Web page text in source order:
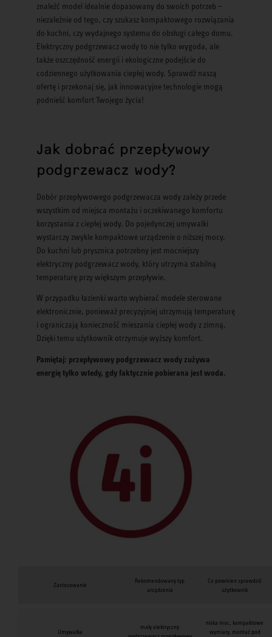
znaleźć model idealnie dopasowany do swoich potrzeb –
niezależnie od tego, czy szukasz kompaktowego rozwiązania
do kuchni, czy wydajnego systemu do obsługi całego domu.
Elektryczny podgrzewacz wody to nie tylko wygoda, ale
także oszczędność energii i ekologiczne podejście do
codziennego użytkowania ciepłej wody. Sprawdź naszą
ofertę i przekonaj się, jak innowacyjne technologie mogą
podnieść komfort Twojego życia!
Jak dobrać przepływowy
podgrzewacz wody?
Dobór przepływowego podgrzewacza wody zależy przede
wszystkim od miejsca montażu i oczekiwanego komfortu
korzystania z ciepłej wody. Do pojedynczej umywalki
wystarczy zwykle kompaktowe urządzenie o niższej mocy.
Do kuchni lub prysznica potrzebny jest mocniejszy
elektryczny podgrzewacz wody, który utrzyma stabilną
temperaturę przy większym przepływie.
W przypadku łazienki warto wybierać modele sterowane
elektronicznie, ponieważ precyzyjniej utrzymują temperaturę
i ograniczają konieczność mieszania ciepłej wody z zimną.
Dzięki temu użytkownik otrzymuje wyższy komfort.
Pamiętaj: przepływowy podgrzewacz wody zużywa
energię tylko wtedy, gdy faktycznie pobierana jest woda.
Zastosowanie
Rekomendowany typ
urządzenia
Co powinien sprawdzić
użytkownik
Umywalka
mały elektryczny
niska moc, kompaktowe
wymiary, montaż pod